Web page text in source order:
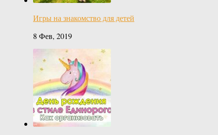
Игры на знакомство для детей
8 Фев, 2019